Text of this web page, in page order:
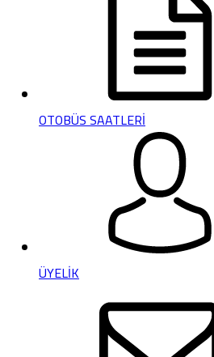
OTOBÜS SAATLERİ
ÜYELİK